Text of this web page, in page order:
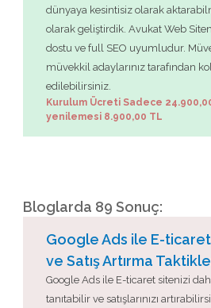
dünyaya kesintisiz olarak
olarak geliştirdik. Avukat Web
dostu ve full SEO uyumludur.
müvekkil adaylarınız tarafından
edilebilirsiniz.
Kurulum Ücreti Sadece 24.900,00
yenilemesi 8.900,00 TL
Bloglarda 89 Sonuç:
Google Ads ile E-ticaret
ve Satış Artırma
Google Ads ile E-ticaret sitenizi
tanıtabilir ve satışlarınızı